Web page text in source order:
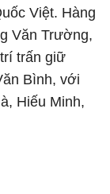
Việt. Hàng
Văn Trường,
trấn giữ
Bình, với
Hiếu Minh,